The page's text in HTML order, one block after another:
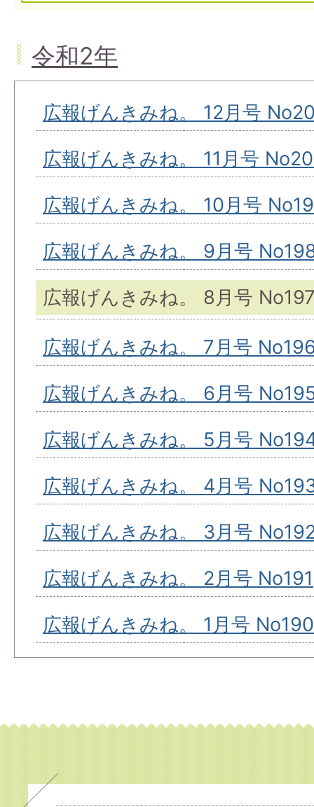
令和2年
広報げんきみね。 12月号
広報げんきみね。 11月号
広報げんきみね。 10月号
広報げんきみね。 9月号
広報げんきみね。 8月号
広報げんきみね。 7月号
広報げんきみね。 6月号
広報げんきみね。 5月号
広報げんきみね。 4月号
広報げんきみね。 3月号
広報げんきみね。 2月号 No191
広報げんきみね。 1月号 No190